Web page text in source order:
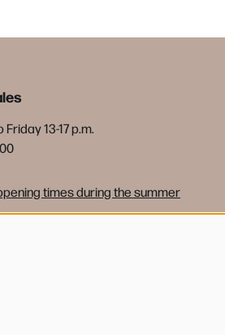
13-17 p.m.
times during the summer